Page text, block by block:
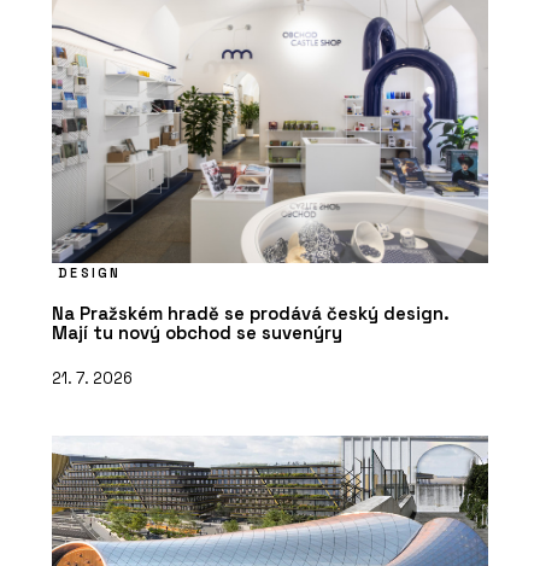
DESIGN
Na Pražském hradě se prodává český design.
Mají tu nový obchod se suvenýry
21. 7. 2026